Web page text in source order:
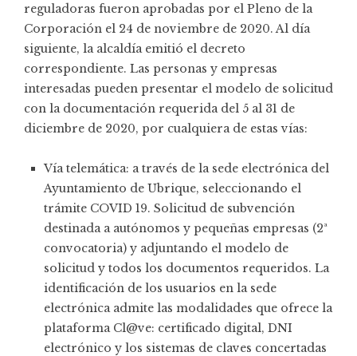
reguladoras fueron aprobadas por el Pleno de la
Corporación el 24 de noviembre de 2020. Al día
siguiente, la alcaldía emitió el decreto
correspondiente. Las personas y empresas
interesadas pueden presentar el modelo de solicitud
con la documentación requerida del 5 al 31 de
diciembre de 2020, por cualquiera de estas vías:
Vía telemática: a través de la sede electrónica del
Ayuntamiento de Ubrique, seleccionando el
trámite COVID 19. Solicitud de subvención
destinada a autónomos y pequeñas empresas (2ª
convocatoria) y adjuntando el modelo de
solicitud y todos los documentos requeridos. La
identificación de los usuarios en la sede
electrónica admite las modalidades que ofrece la
plataforma Cl@ve: certificado digital, DNI
electrónico y los sistemas de claves concertadas